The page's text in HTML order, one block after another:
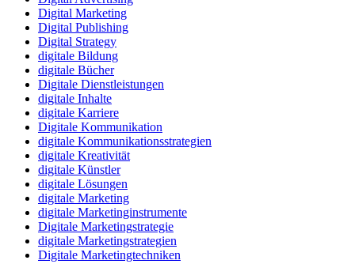
Digital Marketing
Digital Publishing
Digital Strategy
digitale Bildung
digitale Bücher
Digitale Dienstleistungen
digitale Inhalte
digitale Karriere
Digitale Kommunikation
digitale Kommunikationsstrategien
digitale Kreativität
digitale Künstler
digitale Lösungen
digitale Marketing
digitale Marketinginstrumente
Digitale Marketingstrategie
digitale Marketingstrategien
Digitale Marketingtechniken